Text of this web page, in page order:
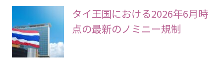
タイ王国における2026年6月時
点の最新のノミニー規制